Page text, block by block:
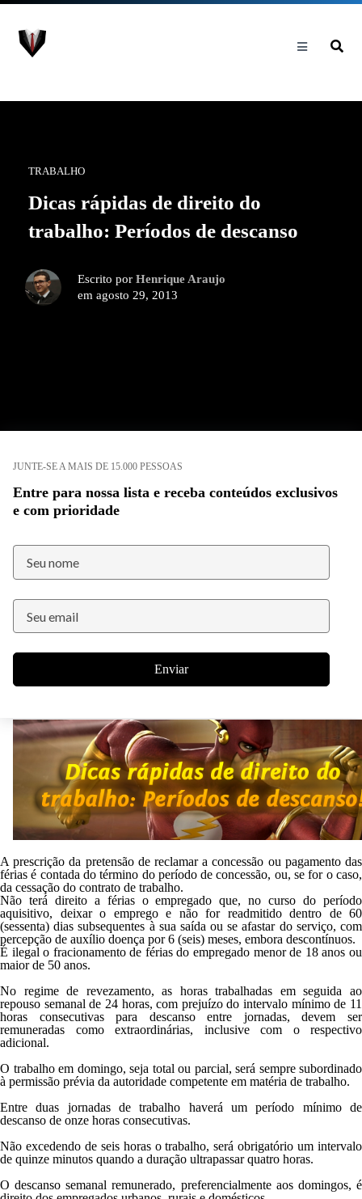
TRABALHO
Dicas rápidas de direito do
trabalho: Períodos de descanso
Escrito por Henrique Araujo
em agosto 29, 2013
JUNTE-SE A MAIS DE 15.000 PESSOAS
Entre para nossa lista e receba conteúdos exclusivos
e com prioridade
Enviar
A prescrição da pretensão de reclamar a concessão ou pagamento das
férias é contada do término do período de concessão, ou, se for o caso,
da cessação do contrato de trabalho.
Não terá direito a férias o empregado que, no curso do período
aquisitivo, deixar o emprego e não for readmitido dentro de 60
(sessenta) dias subsequentes à sua saída ou se afastar do serviço, com
percepção de auxílio doença por 6 (seis) meses, embora descontínuos.
É ilegal o fracionamento de férias do empregado menor de 18 anos ou
maior de 50 anos.
No regime de revezamento, as horas trabalhadas em seguida ao
repouso semanal de 24 horas, com prejuízo do intervalo mínimo de 11
horas consecutivas para descanso entre jornadas, devem ser
remuneradas como extraordinárias, inclusive com o respectivo
adicional.
O trabalho em domingo, seja total ou parcial, será sempre subordinado
à permissão prévia da autoridade competente em matéria de trabalho.
Entre duas jornadas de trabalho haverá um período mínimo de
descanso de onze horas consecutivas.
Não excedendo de seis horas o trabalho, será obrigatório um intervalo
de quinze minutos quando a duração ultrapassar quatro horas.
O descanso semanal remunerado, preferencialmente aos domingos, é